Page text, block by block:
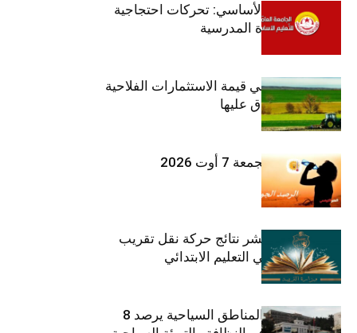
جامعة التعليم الأساسي: تحركات احتجاجية
تزامنا مع العودة المدرسية
ارتفاع بـ15% في قيمة الاستثمارات الفلاحية
الخاصة المصادق عليها
طقس اليوم الجمعة 7 أوت 2026
وزارة التربية تنشر نتائج حركة نقل تقريب
الأزواج لمدرّسي التعليم الابتدائي
صندوق حماية المناطق السياحية يرصد 8